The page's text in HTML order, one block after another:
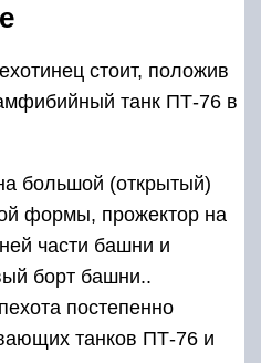
стоит, положив
танк ПТ-76 в
большой (открытый)
формы, прожектор на
части башни и
борт башни..
постепенно
танков ПТ-76 и